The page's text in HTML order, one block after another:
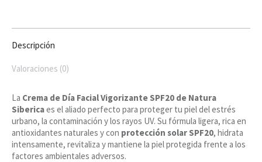
Descripción
Valoraciones (0)
La Crema de Día Facial Vigorizante SPF20 de Natura
Sibericaes el aliado perfecto para proteger tu piel del estrés
urbano, la contaminación y los rayos UV. Su fórmula ligera, rica en
antioxidantes naturales y con protección solar SPF20, hidrata
intensamente, revitaliza y mantiene la piel protegida frente a los
factores ambientales adversos.